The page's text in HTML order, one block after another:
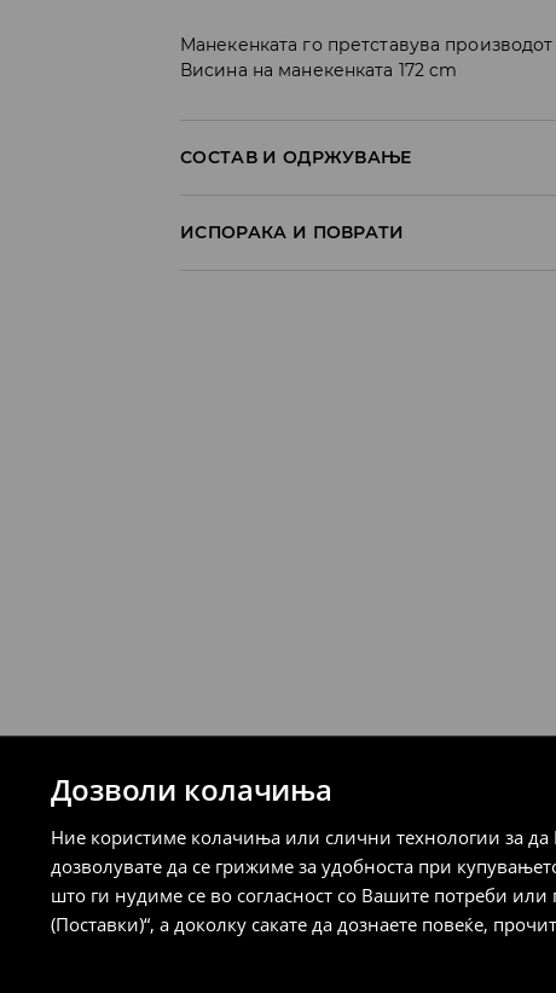
Дозволи колачиња
Ние користиме колачиња или слични технологии за
дозволувате да се грижиме за удобноста при
што ги нудиме се во согласност со Вашите потреби
(Поставки)“, а доколку сакате да дознаете повеќе,
Манекенката го претставува
Висина на манекенката 172 cm
СОСТАВ И ОДРЖУВАЊЕ
ИСПОРАКА И ПОВРАТИ
Политика на враќање
Кога ќе ја примите нарачката, имате 30
спроведе поврат на сите несакани или
сакате да направите бесплатен поврат
направите во нашите продавници. Исто